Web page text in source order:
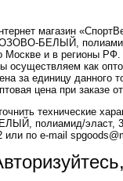
магазин
БЕЛЫЙ, полиамид/
Москве и в регионы РФ.
осуществляем как
за единицу данного
цена при заказе
технические
полиамид/эласт, 3
или по e-mail